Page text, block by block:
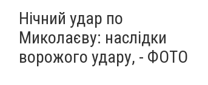
Нічний удар по
Миколаєву: наслідки
ворожого удару, - ФОТО